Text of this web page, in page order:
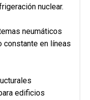
nuclear.
neumáticos
constante en líneas
edificios